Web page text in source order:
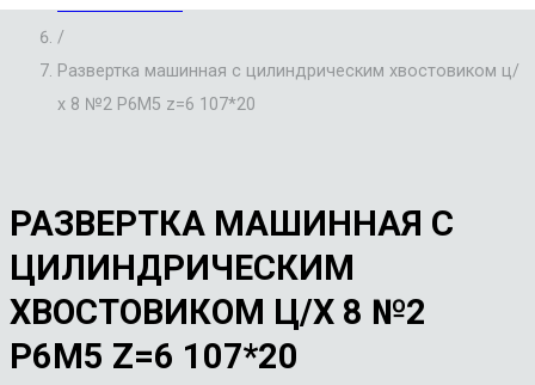
/
Развертка машинная с цилиндрическим хвостовиком ц/
х 8 №2 Р6М5 z=6 107*20
РАЗВЕРТКА МАШИННАЯ С
ЦИЛИНДРИЧЕСКИМ
ХВОСТОВИКОМ Ц/Х 8 №2
Р6М5 Z=6 107*20